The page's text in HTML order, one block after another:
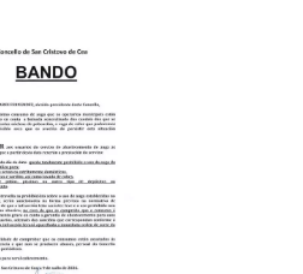
Región
AL DIRECTOR
Maceda poden facelo!